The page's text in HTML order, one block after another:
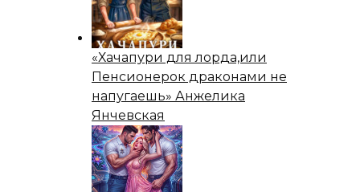
«Хачапури для лорда,или
Пенсионерок драконами не
напугаешь» Анжелика
Янчевская